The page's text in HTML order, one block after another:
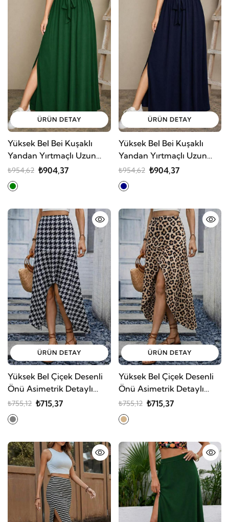
ÜRÜN DETAY
Yüksek Bel Bei Kuşaklı
Yandan Yırtmaçlı Uzun
Sandy Etek
₺954,62 ₺904,37
ÜRÜN DETAY
Yüksek Bel Bei Kuşaklı
Yandan Yırtmaçlı Uzun
Sandy Etek
₺954,62 ₺904,37
ÜRÜN DETAY
Yüksek Bel Çiçek Desenli
Önü Asimetrik Detaylı
Uzun Süprem Etek
₺755,12 ₺715,37
ÜRÜN DETAY
Yüksek Bel Çiçek Desenli
Önü Asimetrik Detaylı
Uzun Süprem Etek
₺755,12 ₺715,37